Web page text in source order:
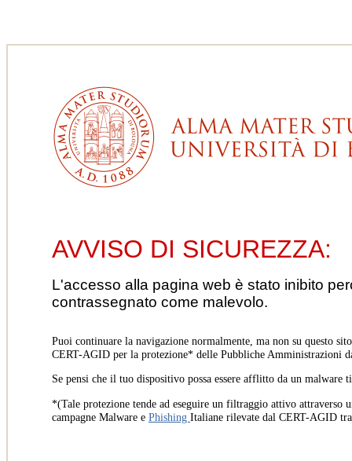
AVVISO DI SICUREZZA:
L'accesso alla pagina web è stato inibito
contrassegnato come malevolo.
Puoi continuare la navigazione normalmente, ma non su questo
CERT-AGID per la protezione* delle Pubbliche Amministrazioni
Se pensi che il tuo dispositivo possa essere afflitto da un
*(Tale protezione tende ad eseguire un filtraggio attivo
campagne Malware e Phishing Italiane rilevate dal CERT-AGID